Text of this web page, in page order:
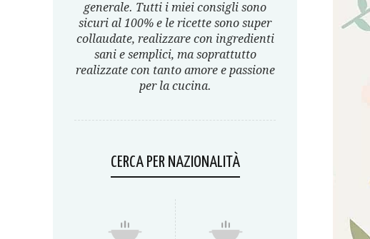
generale. Tutti i miei consigli sono
sicuri al 100% e le ricette sono super
collaudate, realizzare con ingredienti
sani e semplici, ma soprattutto
realizzate con tanto amore e passione
per la cucina.
CERCA PER NAZIONALITÀ